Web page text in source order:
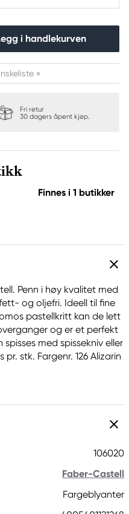
i handlekurven
»
Fri retur
30 dagers åpent kjøp.
Finnes i 1 butikker
Penn i høy kvalitet med
og oljefri. Ideell til fine
pastellkritt kan de lett
og er et perfekt
med spissekniv eller
pr. stk. Fargenr. 126 Alizarin
106020
Faber-Castell
Fargeblyanter